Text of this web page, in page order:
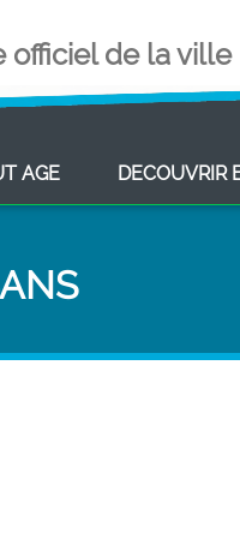
officiel de la ville
AGE(CURRENT)DECOUVRIR